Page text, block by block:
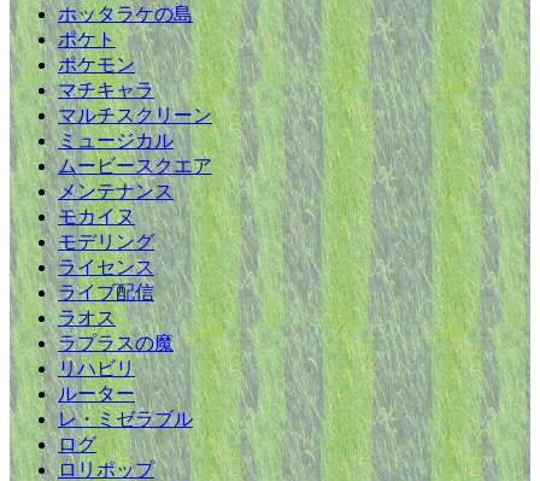
ホッタラケの島
ポケト
ポケモン
マチキャラ
マルチスクリーン
ミュージカル
ムービースクエア
メンテナンス
モカイヌ
モデリング
ライセンス
ライブ配信
ラオス
ラプラスの魔
リハビリ
ルーター
レ・ミゼラブル
ログ
ロリポップ